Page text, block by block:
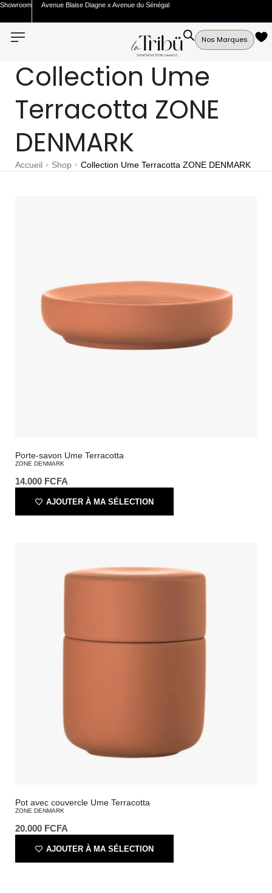
Showroom Avenue Blaise Diagne x Avenue du Sénégal
Nos Marques
Collection Ume
Terracotta ZONE
DENMARK
Accueil > Shop > Collection Ume Terracotta ZONE DENMARK
Porte-savon Ume Terracotta
ZONE DENMARK
14.000 FCFA
AJOUTER À MA SÉLECTION
Pot avec couvercle Ume Terracotta
ZONE DENMARK
20.000 FCFA
AJOUTER À MA SÉLECTION